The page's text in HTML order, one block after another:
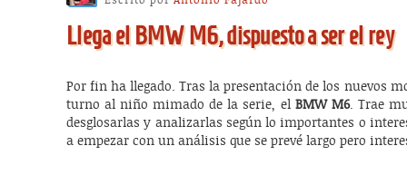
Llega el BMW M6, dispuesto a ser el rey
Por fin ha llegado. Tras la presentación de los nuevos
turno al niño mimado de la serie, el BMW M6. Trae
desglosarlas y analizarlas según lo importantes o
a empezar con un análisis que se prevé largo pero